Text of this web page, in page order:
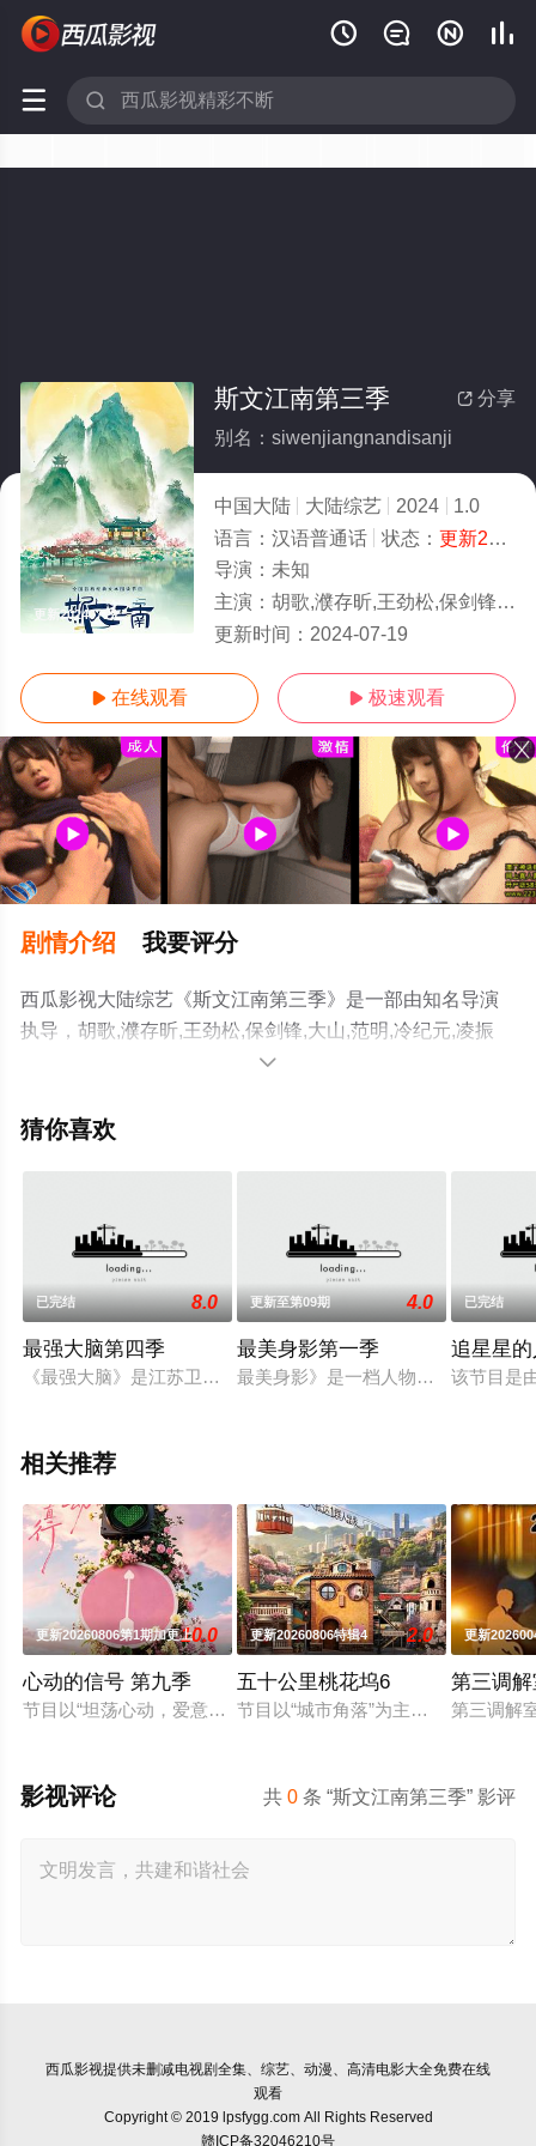
   
 
更新20240719
 分享
斯文江南第三季
别名：siwenjiangnandisanji
中国大陆 大陆综艺 2024
1.0
语言： 汉语普通话 状态： 更新20240719
导演： 未知
主演： 胡歌,濮存昕,王劲松,保剑锋,大山,范明,冷纪元,凌振赫,王姬
更新时间： 2024-07-19
 在线观看  极速观看
剧情介绍 我要评分
西瓜影视大陆综艺《斯文江南第三季》是一部由知名导演
执导，胡歌,濮存昕,王劲松,保剑锋,大山,范明,冷纪元,凌振
赫,王姬等演员精彩演绎的中国大陆综艺，手机免费观看高
移步至豆瓣综艺、电视猫或剧情网等平台了解。

猜你喜欢
已完结 8.0
最强大脑第四季
《最强大脑》是江苏卫视借鉴德国节目《Super Brain》推出的
更新至第09期 4.0
最美身影第一季
最美身影》是一档人物访谈类节目。
已完结
追星星
该节目是
相关推荐
更新20260806第1期加更上10.0
心动的信号 第九季
节目以“坦荡心动，爱意直行”为核心主题，聚焦真诚直白的新
更新20260806特辑4 2.0
五十公里桃花坞6
节目以“城市角落”为主题，集结15位
更新
第三调
第三调解
共0 条 “斯文江南第三季” 影评
影视评论
西瓜影视提供未删减电视剧全集、综艺、动漫、高清电影大全免费在线
观看
Copyright © 2019 lpsfygg.com All Rights Reserved
赣ICP备32046210号